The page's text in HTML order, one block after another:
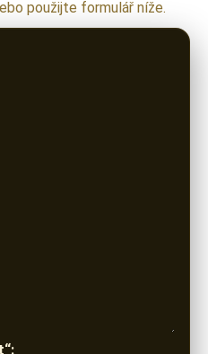
použijte formulář níže.